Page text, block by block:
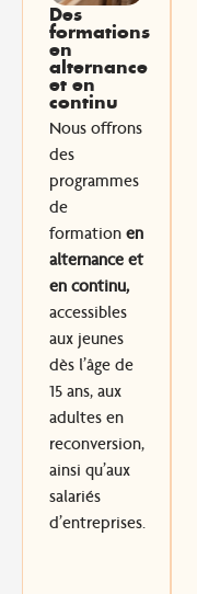
Des
formations
en
alternance
et en
continu
Nous offrons
des
programmes
de
formation en
alternance et
en continu,
accessibles
aux jeunes
dès l’âge de
15 ans, aux
adultes en
reconversion,
ainsi qu’aux
salariés
d’entreprises.